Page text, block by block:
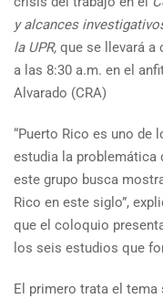
y alcances
la UPR, que se llevará a
a las 8:30 a.m. en el
Alvarado (CRA)
“Puerto Rico es uno de
estudia la problemática
este grupo busca
Rico en este siglo”,
que el coloquio
los seis estudios que
El primero trata el